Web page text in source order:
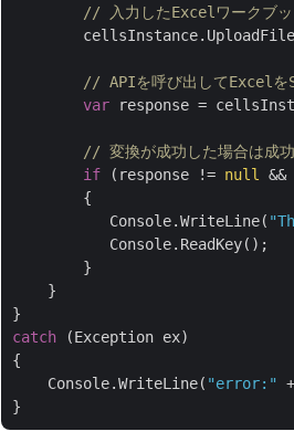
// 入力したExcelワークブッ
// APIを呼び出してExcelを
var response =
// 変換が成功した場合は成
if (response != null
        {
           Console.WriteLine(
           Console.ReadKey();
        }
    }
catch (Exception ex)
{
    Console.WriteLine(
"error:"